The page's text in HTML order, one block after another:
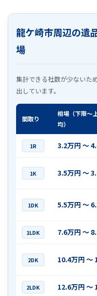
龍ケ崎市周辺の遺
場
集計できる社数が少ないため
出しています。
間取り
相場（下限〜
均）
1R 3.2万円 〜
1K 3.5万円 〜
1DK 5.5万円 〜
1LDK 7.6万円 〜
2DK 10.4万円 〜
2LDK 12.6万円 〜